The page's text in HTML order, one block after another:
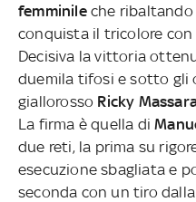
femminileche ribaltando
conquista il tricolore
Decisiva la vittoria
duemila tifosi e sotto gli
giallorosso Ricky
La firma è quella di
due reti, la prima su
esecuzione sbagliata e
seconda con un tiro